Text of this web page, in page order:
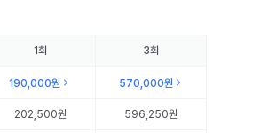
1회 3회
190,000원 570,000원
202,500원 596,250원